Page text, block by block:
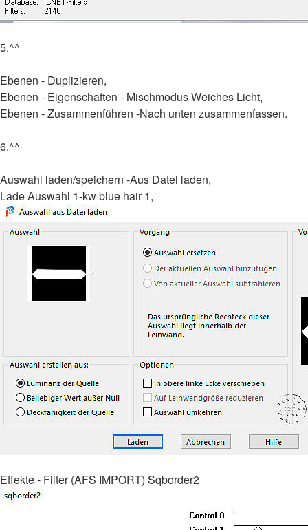
5.^^
Ebenen - Duplizieren,
Ebenen - Eigenschaften - Mischmodus Weiches Licht,
Ebenen - Zusammenführen -Nach unten zusammenfassen.
6.^^
Auswahl laden/speichern -Aus Datei laden,
Lade Auswahl 1-kw blue hair 1,
Effekte - Filter (AFS IMPORT) Sqborder2